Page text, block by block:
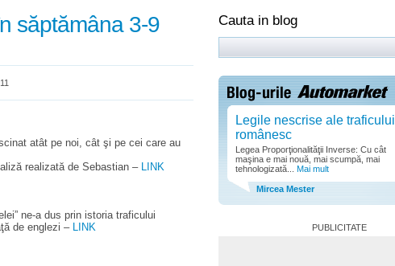
săptămâna 3-9
atât pe noi, cât şi pe cei care au
realizată de Sebastian – LINK
ne-a dus prin istoria traficului
de englezi – LINK
Cauta in blog
Legile nescrise ale traficului
românesc
Legea Proporţionalităţii Inverse: Cu cât
maşina e mai nouă, mai scumpă, mai
tehnologizată...
Mai mult
Mircea Mester
PUBLICITATE